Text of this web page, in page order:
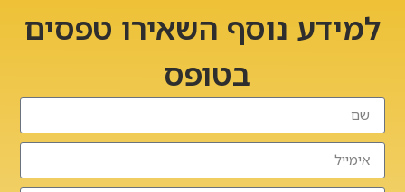
למידע נוסף השאירו טפסים
בטופס